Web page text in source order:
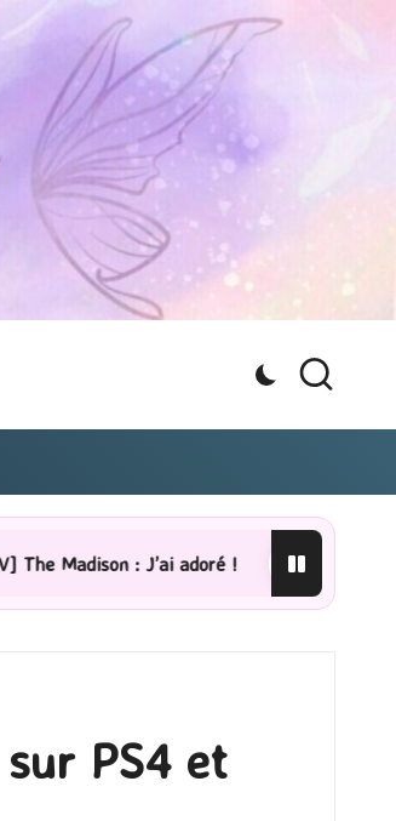
adoré ! [Lecture] La femme de
PS4 et